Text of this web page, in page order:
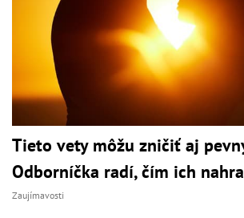
Tieto vety môžu zničiť aj
Odborníčka radí, čím ich
Zaujímavosti